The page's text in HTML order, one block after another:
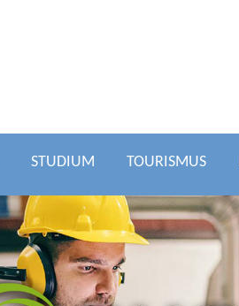
STUDIUM TOURISMUS